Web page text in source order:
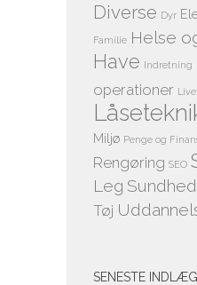
Diverse Dyr
Familie Helse
Have Indretning
operationer
Miljø Penge og
Rengøring SEO
Leg Sundhed
Tøj
SENESTE INDLÆG